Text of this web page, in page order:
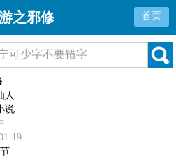
之邪修 首页
人
说
19